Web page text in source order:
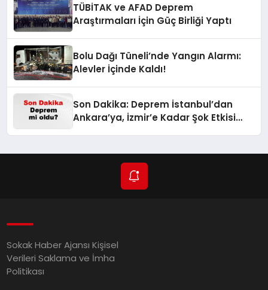
TÜBİTAK ve AFAD Deprem
Araştırmaları İçin Güç Birliği Yaptı
Bolu Dağı Tüneli’nde Yangın Alarmı:
Alevler İçinde Kaldı!
Son Dakika: Deprem İstanbul’dan
Ankara’ya, İzmir’e Kadar Şok Etkisi
Sokak Haber Ajansı Kişisel
Verileri Saklama ve İmha
Politikası